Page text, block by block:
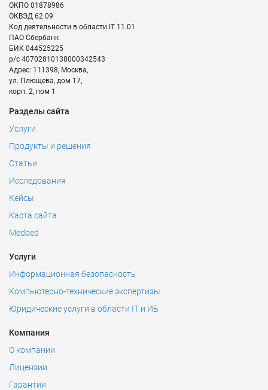
ОКПО 01878986
ОКВЭД 62.09
Код деятельности в области IT 11.01
ПАО Сбербанк
БИК 044525225
р/с 40702810138000342543
Адрес: 111398, Москва,
ул. Плющева, дом 17,
корп. 2, пом 1
Разделы сайта
Услуги
Продукты и решения
Статьи
Исследования
Кейсы
Карта сайта
Medoed
Услуги
Информационная безопасность
Компьютерно-технические экспертизы
Юридические услуги в области IT и ИБ
Компания
О компании
Лицензии
Гарантии